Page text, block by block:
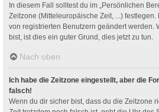
In diesem Fall solltest du im „Persönlichen
Zeitzone (Mitteleuropäische Zeit, ...)
von registrierten Benutzern geändert werden.
bist, ist dies ein guter Grund, dies jetzt zu tun.
Nach oben
Ich habe die Zeitzone eingestellt, aber die
falsch!
Wenn du dir sicher bist, dass du die Zeitzone